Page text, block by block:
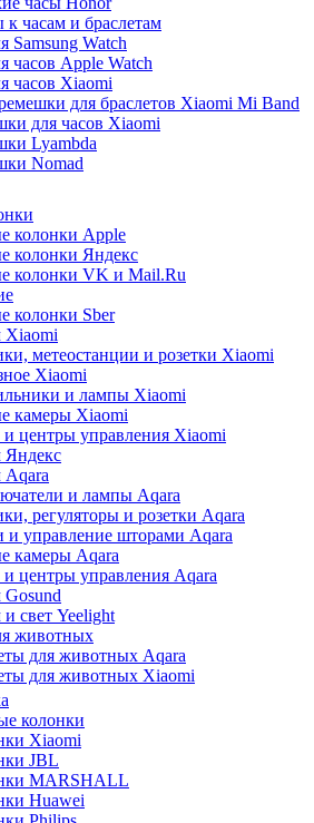
к часам и браслетам
Samsung Watch
часов Apple Watch
часов Xiaomi
для браслетов Xiaomi Mi Band
для часов Xiaomi
Lyambda
Nomad
колонки Apple
колонки Яндекс
колонки VK и Mail.Ru
колонки Sber
метеостанции и розетки Xiaomi
Xiaomi
и лампы Xiaomi
камеры Xiaomi
центры управления Xiaomi
и лампы Aqara
регуляторы и розетки Aqara
и управление шторами Aqara
камеры Aqara
центры управления Aqara
свет Yeelight
животных
для животных Aqara
для животных Xiaomi
колонки
Xiaomi
JBL
MARSHALL
Huawei